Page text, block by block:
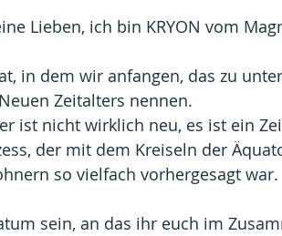
Lieben, ich bin KRYON vom
in dem wir anfangen, das zu
Zeitalters nennen.
ist nicht wirklich neu, es ist ein
der mit dem Kreiseln der
so vielfach vorhergesagt war.
sein, an das ihr euch im